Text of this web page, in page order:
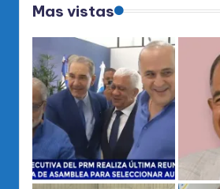
Mas vistas